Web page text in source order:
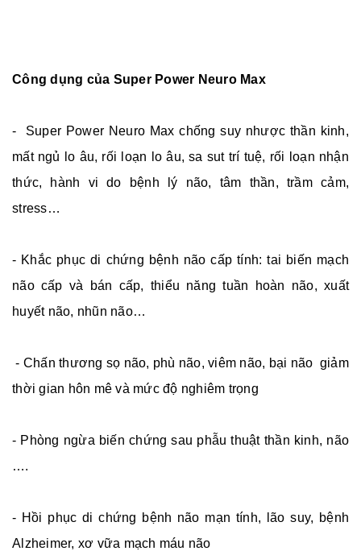
Công dụng của Super Power Neuro Max
- Super Power Neuro Max chống suy nhược thần kinh,
mất ngủ lo âu, rối loạn lo âu, sa sut trí tuệ, rối loạn nhận
thức, hành vi do bệnh lý não, tâm thần, trầm cảm,
stress…
- Khắc phục di chứng bệnh não cấp tính: tai biến mạch
não cấp và bán cấp, thiểu năng tuần hoàn não, xuất
huyết não, nhũn não…
- Chấn thương sọ não, phù não, viêm não, bại não giảm
thời gian hôn mê và mức độ nghiêm trọng
- Phòng ngừa biến chứng sau phẫu thuật thần kinh, não
….
- Hồi phục di chứng bệnh não mạn tính, lão suy, bệnh
Alzheimer, xơ vữa mạch máu não